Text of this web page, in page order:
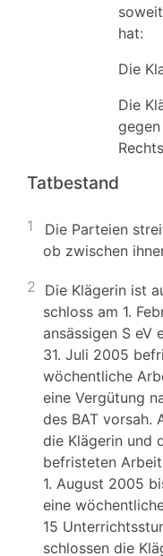
hat:
Die
Die
Tatbestand
1
Die Parteien
ob zwischen
2 Die Klägerin ist
schloss am 1.
ansässigen S eV
31. Juli 2005
wöchentliche
eine Vergütung
des BAT vorsah.
die Klägerin und
befristeten
1. August 2005
eine
15
schlossen die